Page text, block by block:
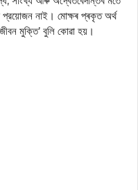
প্রয়োজন নাই। মোক্ষৰ প্ৰকৃত অর্থ
মুক্তি’ বুলি কোৱা হয়।